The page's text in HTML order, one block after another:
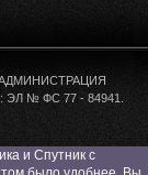
№ ФС 77 - 84941.
и Спутник с